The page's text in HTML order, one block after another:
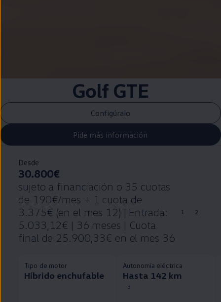
Golf GTE
Configúralo
Pide más información
Desde
30.800€
sujeto a financiación o 35 cuotas
de 190€/mes + 1 cuota de
3.375€ (en el mes 12) | Entrada:
5.033,12€ | 36 meses | Cuota
final de 25.900,33€ en el mes 36
1 2
Tipo de motor
Híbrido enchufable
Autonomía eléctrica
Hasta 142 km
3